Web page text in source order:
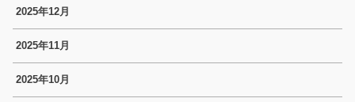
2025年12月
2025年11月
2025年10月